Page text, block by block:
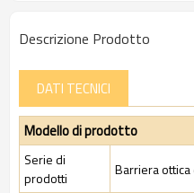
Descrizione Prodotto
DATI TECNICI
Modello di prodotto
Serie di
prodotti
Barriera ottica